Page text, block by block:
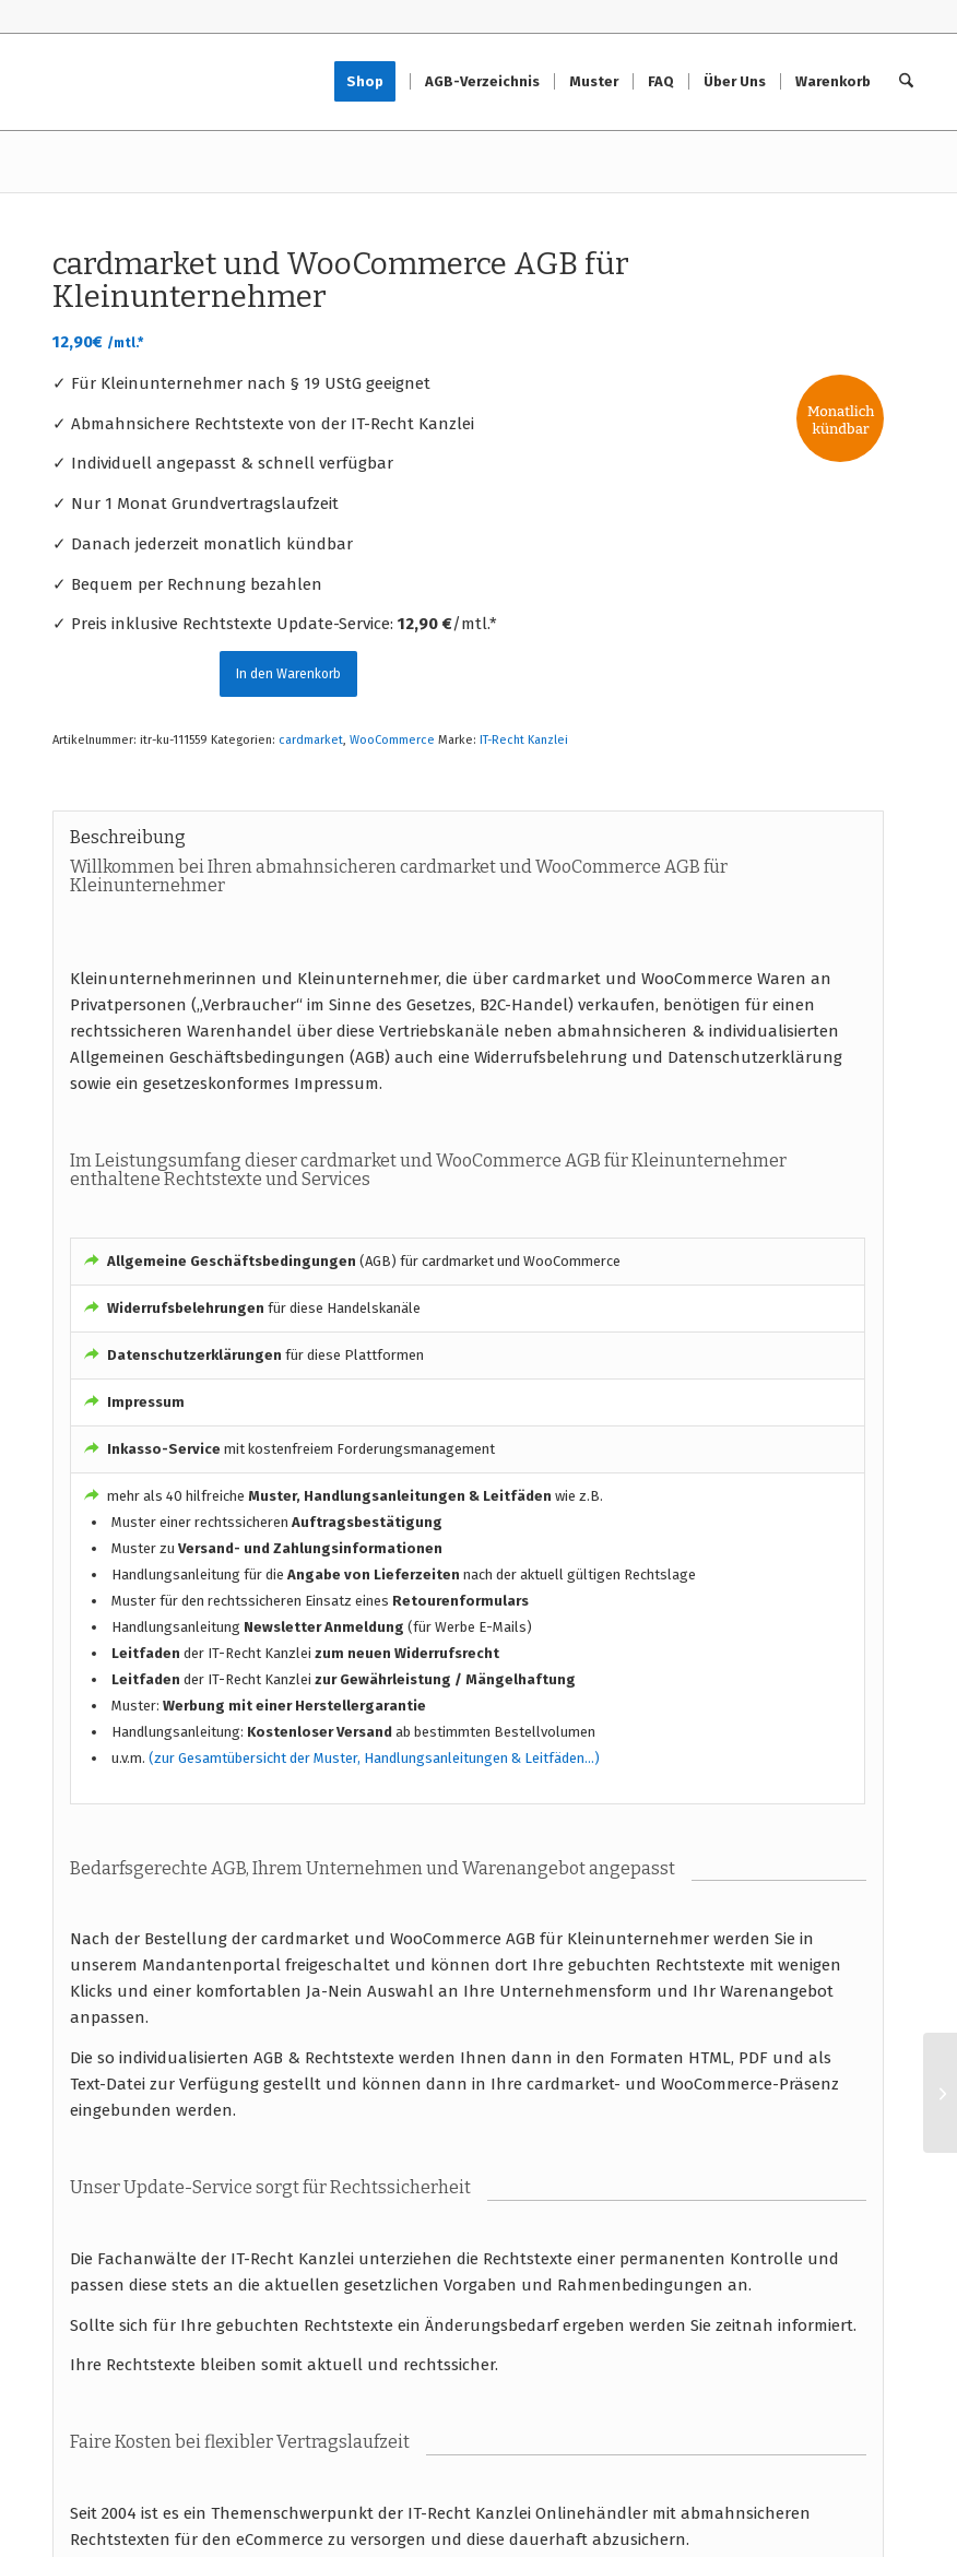
Shop AGB-Verzeichnis Muster FAQ Über Uns Warenkorb
cardmarket und WooCommerce AGB für
Kleinunternehmer
12,90€ /mtl.*
✓ Für Kleinunternehmer nach § 19 UStG geeignet
✓ Abmahnsichere Rechtstexte von der IT-Recht Kanzlei
✓ Individuell angepasst & schnell verfügbar
✓ Nur 1 Monat Grundvertragslaufzeit
✓ Danach jederzeit monatlich kündbar
✓ Bequem per Rechnung bezahlen
✓ Preis inklusive Rechtstexte Update-Service:12,90 €/mtl.*
In den Warenkorb
Artikelnummer:itr-ku-111559 Kategorien: cardmarket,WooCommerce Marke:IT-Recht Kanzlei
Beschreibung
Willkommen bei Ihren abmahnsicheren cardmarket und WooCommerce AGB für
Kleinunternehmer
Kleinunternehmerinnen und Kleinunternehmer, die über cardmarket und WooCommerce Waren an
Privatpersonen („Verbraucher“ im Sinne des Gesetzes, B2C-Handel) verkaufen, benötigen für einen
rechtssicheren Warenhandel über diese Vertriebskanäle neben abmahnsicheren & individualisierten
Allgemeinen Geschäftsbedingungen (AGB) auch eine Widerrufsbelehrung und Datenschutzerklärung
sowie ein gesetzeskonformes Impressum.
Im Leistungsumfang dieser cardmarket und WooCommerce AGB für Kleinunternehmer
enthaltene Rechtstexte und Services
Allgemeine Geschäftsbedingungen (AGB) für cardmarket und WooCommerce
Widerrufsbelehrungen für diese Handelskanäle
Datenschutzerklärungen für diese Plattformen
Impressum
Inkasso-Service mit kostenfreiem Forderungsmanagement
mehr als 40 hilfreiche Muster, Handlungsanleitungen & Leitfäden wie z.B.
Muster einer rechtssicherenAuftragsbestätigung
Muster zuVersand- und Zahlungsinformationen
Handlungsanleitung für dieAngabe von Lieferzeiten nach der aktuell gültigen Rechtslage
Muster für den rechtssicheren Einsatz eines Retourenformulars
Handlungsanleitung Newsletter Anmeldung(für Werbe E-Mails)
Leitfaden der IT-Recht Kanzleizum neuen Widerrufsrecht
Leitfaden der IT-Recht Kanzleizur Gewährleistung / Mängelhaftung
Muster:Werbung mit einer Herstellergarantie
Handlungsanleitung: Kostenloser Versand ab bestimmten Bestellvolumen
u.v.m.(zur Gesamtübersicht der Muster, Handlungsanleitungen & Leitfäden…)
Bedarfsgerechte AGB, Ihrem Unternehmen und Warenangebot angepasst
Nach der Bestellung der cardmarket und WooCommerce AGB für Kleinunternehmer werden Sie in
unserem Mandantenportal freigeschaltet und können dort Ihre gebuchten Rechtstexte mit wenigen
Klicks und einer komfortablen Ja-Nein Auswahl an Ihre Unternehmensform und Ihr Warenangebot
anpassen.
Die so individualisierten AGB & Rechtstexte werden Ihnen dann in den Formaten HTML, PDF und als
Text-Datei zur Verfügung gestellt und können dann in Ihre cardmarket- und WooCommerce-Präsenz
eingebunden werden.
Unser Update-Service sorgt für Rechtssicherheit
Die Fachanwälte der IT-Recht Kanzlei unterziehen die Rechtstexte einer permanenten Kontrolle und
passen diese stets an die aktuellen gesetzlichen Vorgaben und Rahmenbedingungen an.
Sollte sich für Ihre gebuchten Rechtstexte ein Änderungsbedarf ergeben werden Sie zeitnah informiert.
Ihre Rechtstexte bleiben somit aktuell und rechtssicher.
Faire Kosten bei flexibler Vertragslaufzeit
Seit 2004 ist es ein Themenschwerpunkt der IT-Recht Kanzlei Onlinehändler mit abmahnsicheren
Rechtstexten für den eCommerce zu versorgen und diese dauerhaft abzusichern.